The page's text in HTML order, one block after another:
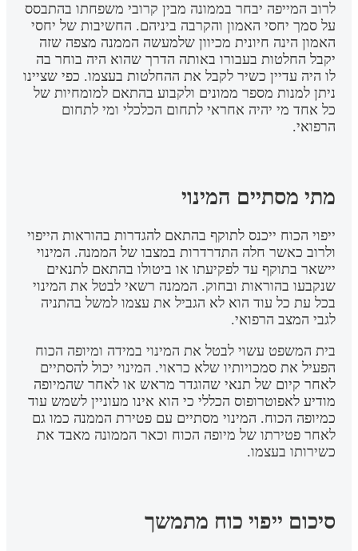
לרוב המייפה יבחר בממונה מבין קרובי משפחתו בהתבסס
על סמך יחסי האמון והקרבה ביניהם. החשיבות של יחסי
האמון הינה חיונית מכיוון שלמעשה הממנה מצפה שזה
יקבל החלטות בעבורו באותה הדרך שהוא היה בוחר בה
לו היה עדיין כשיר לקבל את ההחלטות בעצמו. כפי שציינו
ניתן למנות מספר ממונים ולקבוע בהתאם למומחיות של
כל אחד מי יהיה אחראי לתחום הכלכלי ומי לתחום
הרפואי.
מתי מסתיים המינוי
ייפוי הכוח ייכנס לתוקף בהתאם להגדרות בהוראות הייפוי
ולרוב כאשר חלה התדרדרות במצבו של הממנה. המינוי
יישאר בתוקף עד לפקיעתו או ביטולו בהתאם לתנאים
שנקבעו בהוראות ובחוק. הממנה רשאי לבטל את המינוי
בכל עת כל עוד הוא לא הגביל את עצמו למשל בהתניה
לגבי המצב הרפואי.
בית המשפט עשוי לבטל את המינוי במידה ומיופה הכוח
הפעיל את סמכויותיו שלא כראוי. המינוי יכול להסתיים
לאחר קיום של תנאי שהוגדר מראש או לאחר שהמיופה
מודיע לאפוטרופוס הכללי כי הוא אינו מעוניין לשמש עוד
כמיופה הכוח. המינוי מסתיים עם פטירת הממנה כמו גם
לאחר פטירתו של מיופה הכוח וכאר הממונה מאבד את
כשירותו בעצמו.
סיכום ייפוי כוח מתמשך